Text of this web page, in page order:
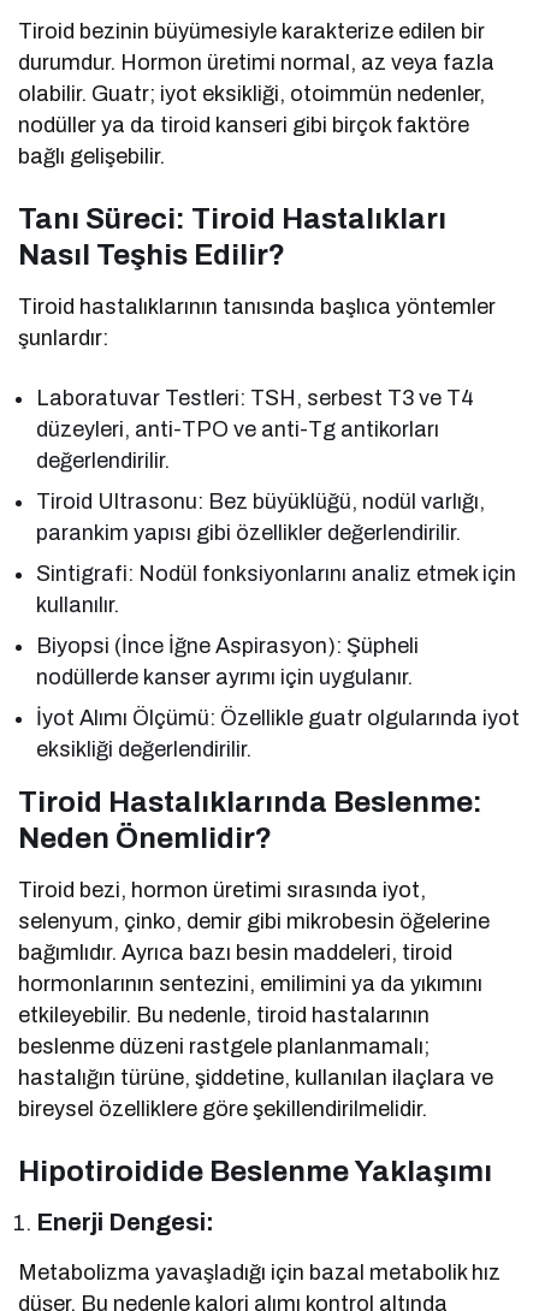
Tiroid bezinin büyümesiyle karakterize edilen bir
durumdur. Hormon üretimi normal, az veya fazla
olabilir. Guatr; iyot eksikliği, otoimmün nedenler,
nodüller ya da tiroid kanseri gibi birçok faktöre
bağlı gelişebilir.
Tanı Süreci: Tiroid Hastalıkları
Nasıl Teşhis Edilir?
Tiroid hastalıklarının tanısında başlıca yöntemler
şunlardır:
Laboratuvar Testleri: TSH, serbest T3 ve T4
düzeyleri, anti-TPO ve anti-Tg antikorları
değerlendirilir.
Tiroid Ultrasonu: Bez büyüklüğü, nodül varlığı,
parankim yapısı gibi özellikler değerlendirilir.
Sintigrafi: Nodül fonksiyonlarını analiz etmek için
kullanılır.
Biyopsi (İnce İğne Aspirasyon): Şüpheli
nodüllerde kanser ayrımı için uygulanır.
İyot Alımı Ölçümü: Özellikle guatr olgularında iyot
eksikliği değerlendirilir.
Tiroid Hastalıklarında Beslenme:
Neden Önemlidir?
Tiroid bezi, hormon üretimi sırasında iyot,
selenyum, çinko, demir gibi mikrobesin öğelerine
bağımlıdır. Ayrıca bazı besin maddeleri, tiroid
hormonlarının sentezini, emilimini ya da yıkımını
etkileyebilir. Bu nedenle, tiroid hastalarının
beslenme düzeni rastgele planlanmamalı;
hastalığın türüne, şiddetine, kullanılan ilaçlara ve
bireysel özelliklere göre şekillendirilmelidir.
Hipotiroidide Beslenme Yaklaşımı
Enerji Dengesi:
Metabolizma yavaşladığı için bazal metabolik hız
düşer. Bu nedenle kalori alımı kontrol altında